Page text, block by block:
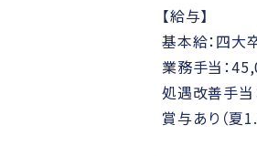
【給与】
基本給：四
業務手当：
処遇改善手当
賞与あり（夏